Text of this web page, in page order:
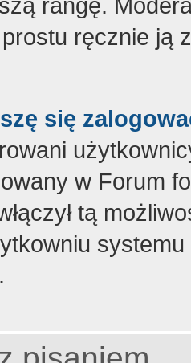
ręcznie ją
się
w Forum
tą